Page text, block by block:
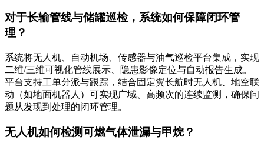
对于长输管线与储罐巡检，系统如何保障闭环管
理？
系统将无人机、自动机场、传感器与油气巡检平台集成，实现
二维/三维可视化管线展示、隐患影像定位与自动报告生成。
平台支持工单分派与跟踪，结合固定翼长航时无人机、地空联
动（如地面机器人）可实现广域、高频次的连续监测，确保问
题从发现到处理的闭环管理。
无人机如何检测可燃气体泄漏与甲烷？